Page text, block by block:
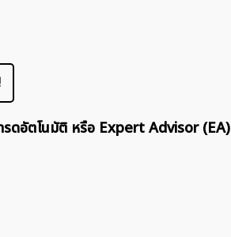
ทรดอัตโนมัติ หรือ Expert Advisor (EA)